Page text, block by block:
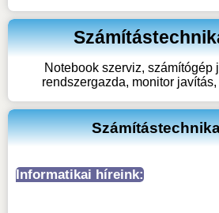
Notebook szerviz, számítógép
rendszergazda, monitor
Informatikai híreink: